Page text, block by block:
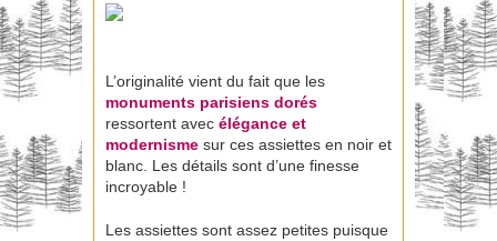
L’originalité vient du fait que les
monuments parisiens dorés
ressortent avec élégance et
modernisme sur ces assiettes en noir et
blanc. Les détails sont d’une finesse
incroyable !
Les assiettes sont assez petites puisque